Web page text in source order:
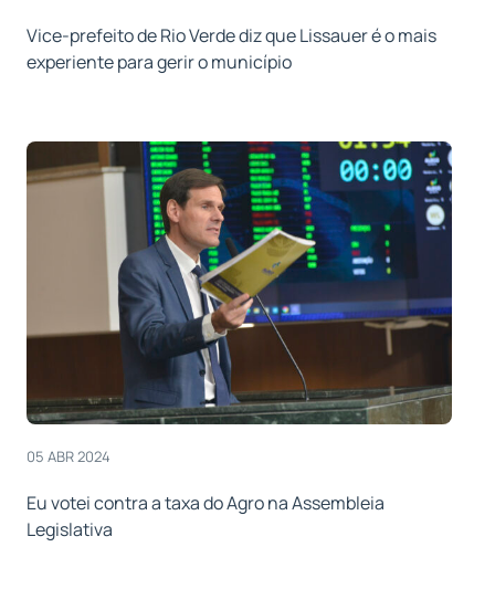
Vice-prefeito de Rio Verde diz que Lissauer é o mais
experiente para gerir o município
05 ABR 2024
Eu votei contra a taxa do Agro na Assembleia
Legislativa